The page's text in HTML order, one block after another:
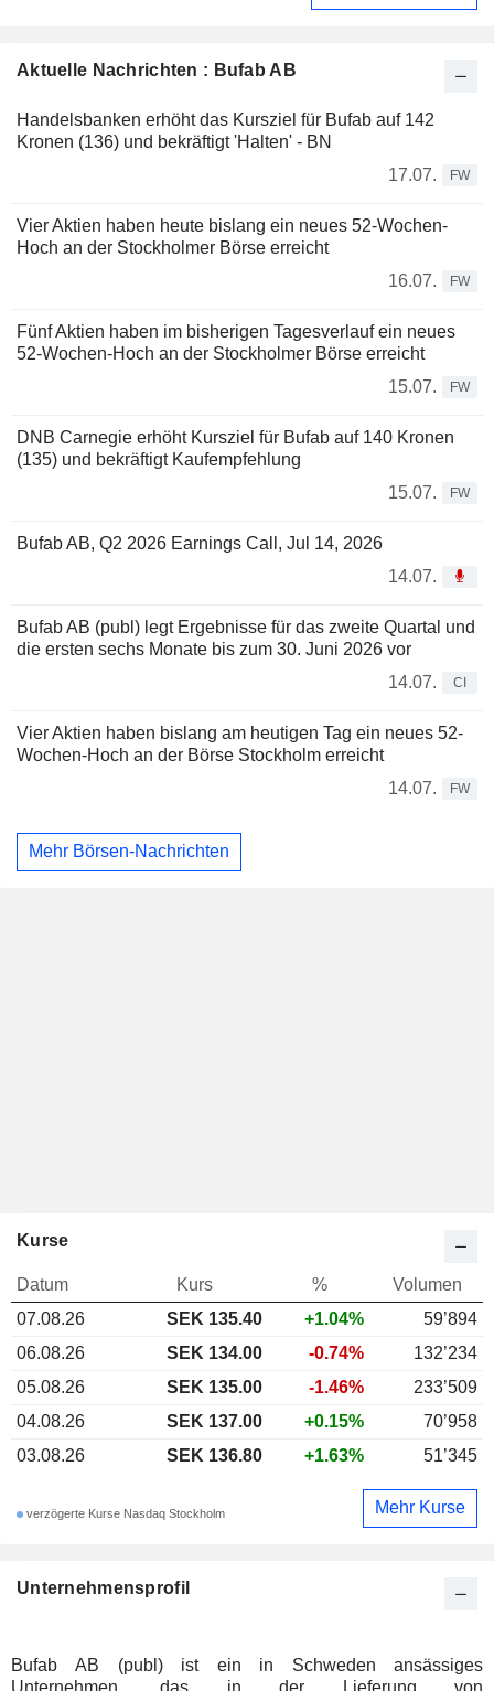
Aktuelle Nachrichten : Bufab AB
Handelsbanken erhöht das Kursziel für Bufab auf 142
Kronen (136) und bekräftigt 'Halten' - BN
17.07.
FW
Vier Aktien haben heute bislang ein neues 52-Wochen-
Hoch an der Stockholmer Börse erreicht
16.07.
FW
Fünf Aktien haben im bisherigen Tagesverlauf ein neues
52-Wochen-Hoch an der Stockholmer Börse erreicht
15.07.
FW
DNB Carnegie erhöht Kursziel für Bufab auf 140 Kronen
(135) und bekräftigt Kaufempfehlung
15.07.
FW
Bufab AB, Q2 2026 Earnings Call, Jul 14, 2026
14.07.
Bufab AB (publ) legt Ergebnisse für das zweite Quartal und
die ersten sechs Monate bis zum 30. Juni 2026 vor
14.07.
CI
Vier Aktien haben bislang am heutigen Tag ein neues 52-
Wochen-Hoch an der Börse Stockholm erreicht
14.07.
FW
Mehr Börsen-Nachrichten
Unternehmensprofil
Bufab AB (publ) ist ein in Schweden ansässiges
Unternehmen, das in der Lieferung von
Kurse
Datum Kurs %
Volumen
07.08.26
SEK 135.40 +1.04%
59’894
06.08.26
SEK 134.00 -0.74%
132’234
05.08.26
SEK 135.00 -1.46%
233’509
04.08.26
SEK 137.00 +0.15%
70’958
03.08.26
SEK 136.80 +1.63% 51’345
verzögerte Kurse Nasdaq Stockholm Mehr Kurse